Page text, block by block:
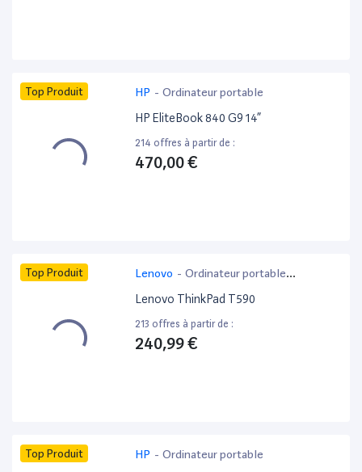
Top Produit HP - Ordinateur portable
HP EliteBook 840 G9 14”
214 offres à partir de :
470,00 €
Top Produit Lenovo - Ordinateur portable
bureautique
Lenovo ThinkPad T590
213 offres à partir de :
240,99 €
Top Produit HP - Ordinateur portable